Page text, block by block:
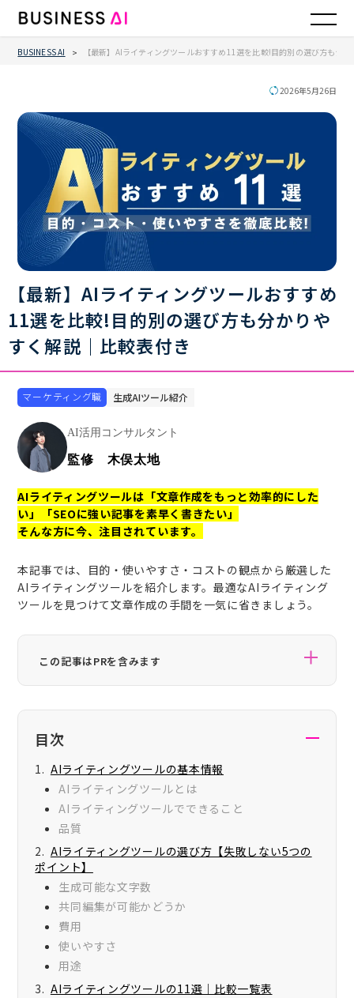
BUSINESS AI > 【最新】AIライティングツールおすすめ11選を比較!目的別の選び方も分
2026年5月26日
【最新】AIライティングツールおすすめ
11選を比較!目的別の選び方も分かりや
すく解説｜比較表付き
マーケティング職 生成AIツール紹介
AI活用コンサルタント
監修 木俣太地
AIライティングツールは「文章作成をもっと効率的にした
い」「SEOに強い記事を素早く書きたい」
そんな方に今、注目されています。
本記事では、目的・使いやすさ・コストの観点から厳選した
AIライティングツールを紹介します。最適なAIライティング
ツールを見つけて文章作成の手間を一気に省きましょう。
この記事はPRを含みます
企業様より報酬を受け取ることがあります。ただし、当サイトはユ
ーザーの利益を第一に考えており、サービスの評価に関して影響を
及ぼすことはありません。
目次
AIライティングツールの基本情報
AIライティングツールとは
AIライティングツールでできること
品質
AIライティングツールの選び方【失敗しない5つの
ポイント】
生成可能な文字数
共同編集が可能かどうか
費用
使いやすさ
用途
AIライティングツールの11選｜比較一覧表